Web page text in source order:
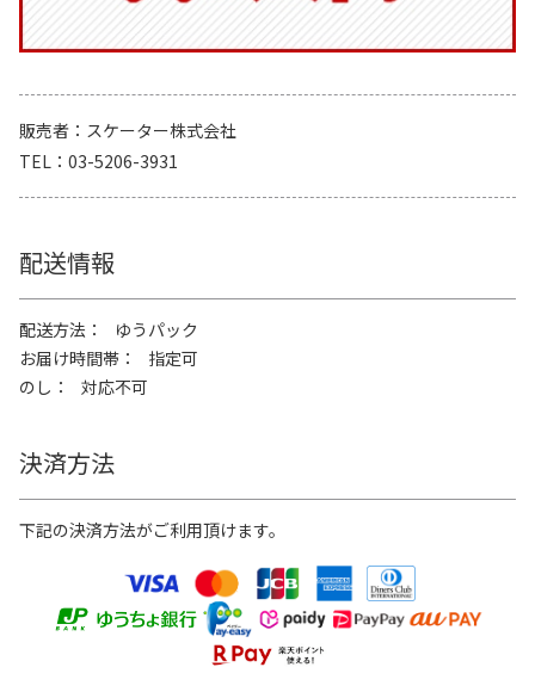
販売者
スケーター株式会社
TEL
03-5206-3931
配送情報
配送方法
ゆうパック
お届け時間帯
指定可
のし
対応不可
決済方法
下記の決済方法がご利用頂けます。